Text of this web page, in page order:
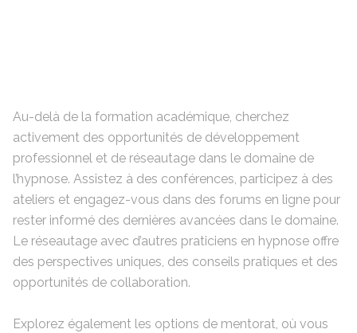
Au-delà de la formation académique, cherchez
activement des opportunités de développement
professionnel et de réseautage dans le domaine de
l’hypnose. Assistez à des conférences, participez à des
ateliers et engagez-vous dans des forums en ligne pour
rester informé des dernières avancées dans le domaine.
Le réseautage avec d’autres praticiens en hypnose offre
des perspectives uniques, des conseils pratiques et des
opportunités de collaboration.
Explorez également les options de mentorat, où vous